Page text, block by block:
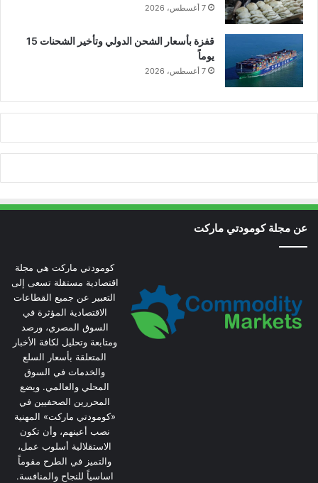
7 أغسطس، 2026
قفزة بأسعار الشحن الدولي وتأخير الشحنات 15
يوماً
7 أغسطس، 2026
عن مجلة كومودتي ماركت
كومودتي ماركت هي مجلة
اقتصادية مستقلة تسعى إلى
التعبير عن جميع القطاعات
الاقتصادية المؤثرة في
السوق المصري، ورصد
ومتابعة وتحليل لكافة الأخبار
المتعلقة بأسعار السلع
والخدمات في السوق
المحلي والعالمي. ويضع
المحررين الصحفيين في
«كومودتي ماركت» المهنية
نصب أعينهم، وأن تكون
الاستقلالية أسلوب عمل،
والتميز في الطرح مقوماً
اساسياً للنجاح والمنافسة.